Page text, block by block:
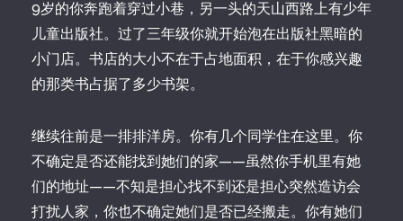
9岁的你奔跑着穿过小巷，另一头的天山西路上有少年
儿童出版社。过了三年级你就开始泡在出版社黑暗的
小门店。书店的大小不在于占地面积，在于你感兴趣
的那类书占据了多少书架。
继续往前是一排排洋房。你有几个同学住在这里。你
不确定是否还能找到她们的家——虽然你手机里有她
们的地址——不知是担心找不到还是担心突然造访会
打扰人家，你也不确定她们是否已经搬走。你有她们